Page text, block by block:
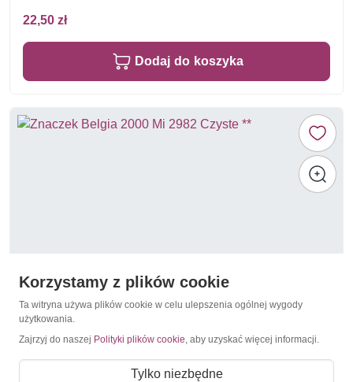
22,50 zł
Dodaj do koszyka
Belgia 2000 Mi 2982 Czyste **
Korzystamy z plików cookie
Ta witryna używa plików cookie w celu ulepszenia ogólnej wygody
użytkowania.
Zajrzyj do naszej Polityki plików cookie, aby uzyskać więcej informacji.
Tylko niezbędne